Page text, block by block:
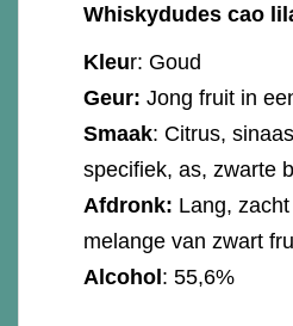
Whiskydudes cao
Kleur: Goud
Geur: Jong fruit in
Smaak: Citrus,
specifiek, as, zwarte
Afdronk: Lang,
melange van zwart
Alcohol: 55,6%